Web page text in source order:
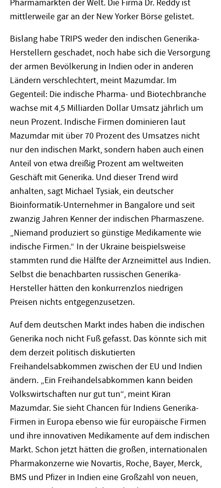
Pharmamärkten der Welt. Die Firma Dr. Reddy ist
mittlerweile gar an der New Yorker Börse gelistet.
Bislang habe TRIPS weder den indischen Generika-
Herstellern geschadet, noch habe sich die Versorgung
der armen Bevölkerung in Indien oder in anderen
Ländern verschlechtert, meint Mazumdar. Im
Gegenteil: Die indische Pharma- und Biotechbranche
wachse mit 4,5 Milliarden Dollar Umsatz jährlich um
neun Prozent. Indische Firmen dominieren laut
Mazumdar mit über 70 Prozent des Umsatzes nicht
nur den indischen Markt, sondern haben auch einen
Anteil von etwa dreißig Prozent am weltweiten
Geschäft mit Generika. Und dieser Trend wird
anhalten, sagt Michael Tysiak, ein deutscher
Bioinformatik-Unternehmer in Bangalore und seit
zwanzig Jahren Kenner der indischen Pharmaszene.
„Niemand produziert so günstige Medikamente wie
indische Firmen.“ In der Ukraine beispielsweise
stammten rund die Hälfte der Arzneimittel aus Indien.
Selbst die benachbarten russischen Generika-
Hersteller hätten den konkurrenzlos niedrigen
Preisen nichts entgegenzusetzen.
Auf dem deutschen Markt indes haben die indischen
Generika noch nicht Fuß gefasst. Das könnte sich mit
dem derzeit politisch diskutierten
Freihandelsabkommen zwischen der EU und Indien
ändern. „Ein Freihandelsabkommen kann beiden
Volkswirtschaften nur gut tun“, meint Kiran
Mazumdar. Sie sieht Chancen für Indiens Generika-
Firmen in Europa ebenso wie für europäische Firmen
und ihre innovativen Medikamente auf dem indischen
Markt. Schon jetzt hätten die großen, internationalen
Pharmakonzerne wie Novartis, Roche, Bayer, Merck,
BMS und Pfizer in Indien eine Großzahl von neuen,